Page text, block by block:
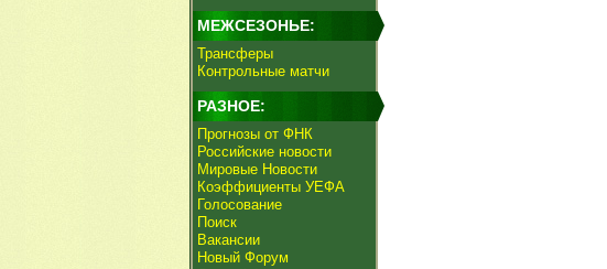
МЕЖСЕЗОНЬЕ:
Трансферы
Контрольные матчи
РАЗНОЕ:
Прогнозы от ФНК
Российские новости
Мировые Новости
Коэффициенты УЕФА
Голосование
Поиск
Вакансии
Новый Форум